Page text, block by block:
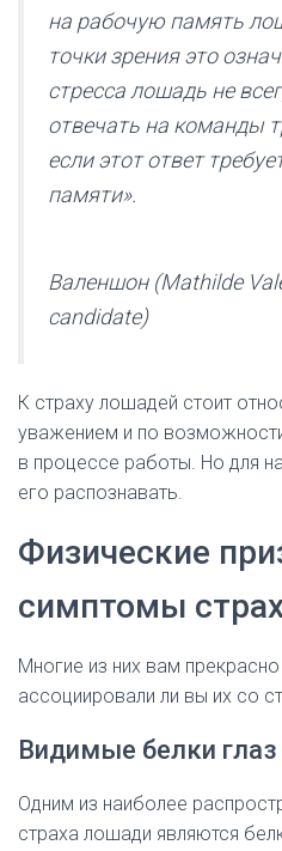
на рабочую память
точки зрения это
стресса лошадь не
отвечать на команды
если этот ответ
памяти».
Валеншон (Mathilde
candidate)
К страху лошадей стоит
уважением и по
в процессе работы. Но для
его распознавать.
Физические
симптомы
Многие из них вам
ассоциировали ли вы их со
Видимые белки глаз
Одним из наиболее
страха лошади являются